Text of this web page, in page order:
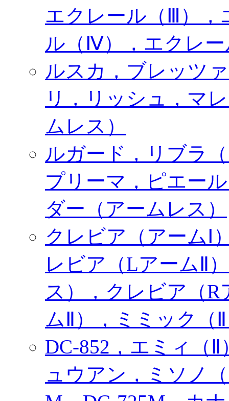
エクレール（Ⅲ），
ル（Ⅳ），エクレ
ルスカ，ブレッツ
リ，リッシュ，マ
ムレス）
ルガード，リブラ
プリーマ，ピエー
ダー（アームレス）
クレビア（アームⅠ
レビア（LアームⅡ
ス），クレビア（
ムⅡ），ミミック（
DC-852，エミィ（
ュウアン，ミソノ